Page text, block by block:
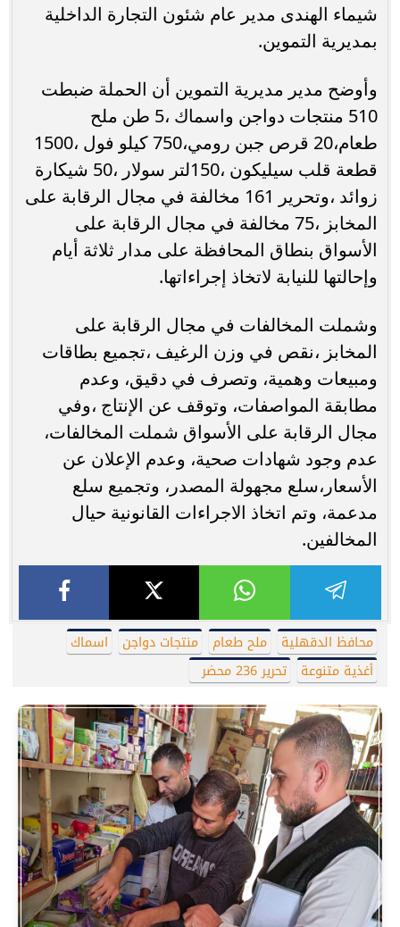
شيماء الهندى مدير عام شئون التجارة الداخلية
بمديرية التموين.
وأوضح مدير مديرية التموين أن الحملة ضبطت
510 منتجات دواجن واسماك ،5 طن ملح
طعام،20 قرص جبن رومي،750 كيلو فول ،1500
قطعة قلب سيليكون ،150لتر سولار ،50 شيكارة
زوائد ،وتحرير 161 مخالفة في مجال الرقابة على
المخابز ،75 مخالفة في مجال الرقابة على
الأسواق بنطاق المحافظة على مدار ثلاثة أيام
وإحالتها للنيابة لاتخاذ إجراءاتها.
وشملت المخالفات في مجال الرقابة على
المخابز ،نقص في وزن الرغيف ،تجميع بطاقات
ومبيعات وهمية، وتصرف في دقيق، وعدم
مطابقة المواصفات، وتوقف عن الإنتاج ،وفي
مجال الرقابة على الأسواق شملت المخالفات،
عدم وجود شهادات صحية، وعدم الإعلان عن
الأسعار،سلع مجهولة المصدر، وتجميع سلع
مدعمة، وتم اتخاذ الاجراءات القانونية حيال
المخالفين.
محافظ الدقهلية ملح طعام منتجات دواجن
اسماك
أغذية متنوعة
تحرير 236 محضر